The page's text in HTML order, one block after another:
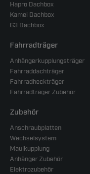
Hapro Dachbox
Kamei Dachbox
G3 Dachbox
Fahrradträger
Anhängerkupplungsträger
Fahrraddachträger
Fahrradheckträger
Fahrradträger Zubehör
Zubehör
Anschraubplatten
Wechselsystem
Maulkupplung
Anhänger Zubehör
Elektrozubehör